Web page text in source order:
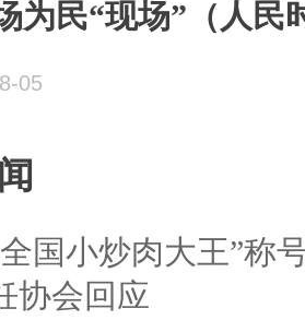
为民“现场”（人民
05
国小炒肉大王”称
协会回应